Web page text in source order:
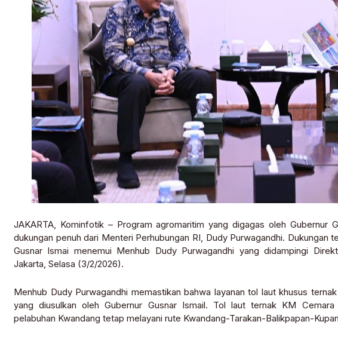
JAKARTA, Kominfotik – Program agromaritim yang digagas oleh Gubernur
dukungan penuh dari Menteri Perhubungan RI, Dudy Purwagandhi. Dukungan
Gusnar Ismai menemui Menhub Dudy Purwagandhi yang didampingi
Jakarta, Selasa (3/2/2026).
Menhub Dudy Purwagandhi memastikan bahwa layanan tol laut khusus
yang diusulkan oleh Gubernur Gusnar Ismail. Tol laut ternak KM
pelabuhan Kwandang tetap melayani rute Kwandang-Tarakan-Balikpapan-